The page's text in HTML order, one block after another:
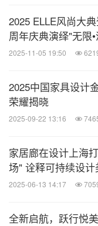
消息来源：《ELLE
关键词：广告/营销
2025 ELLE风尚大
周年庆典演绎"无限
2025-11-05 19:50
2025中国家具设计
荣耀揭晓
2025-09-22 13:16
家居廊在设计上海
场" 诠释可持续设计
2025-06-13 14:17
全新启航，跃行悦美